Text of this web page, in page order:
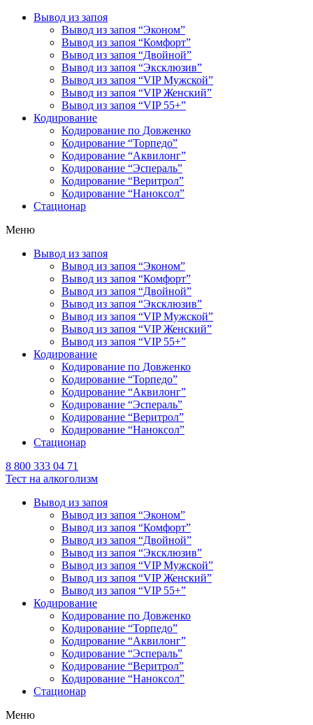
Вывод из запоя
Вывод из запоя “Эконом”
Вывод из запоя “Комфорт”
Вывод из запоя “Двойной”
Вывод из запоя “Эксклюзив”
Вывод из запоя “VIP Мужской”
Вывод из запоя “VIP Женский”
Вывод из запоя “VIP 55+”
Кодирование
Кодирование по Довженко
Кодирование “Торпедо”
Кодирование “Аквилонг”
Кодирование “Эспераль”
Кодирование “Веритрол”
Кодирование “Наноксол”
Стационар
Меню
Вывод из запоя
Вывод из запоя “Эконом”
Вывод из запоя “Комфорт”
Вывод из запоя “Двойной”
Вывод из запоя “Эксклюзив”
Вывод из запоя “VIP Мужской”
Вывод из запоя “VIP Женский”
Вывод из запоя “VIP 55+”
Кодирование
Кодирование по Довженко
Кодирование “Торпедо”
Кодирование “Аквилонг”
Кодирование “Эспераль”
Кодирование “Веритрол”
Кодирование “Наноксол”
Стационар
8 800 333 04 71
Тест на алкоголизм
Вывод из запоя
Вывод из запоя “Эконом”
Вывод из запоя “Комфорт”
Вывод из запоя “Двойной”
Вывод из запоя “Эксклюзив”
Вывод из запоя “VIP Мужской”
Вывод из запоя “VIP Женский”
Вывод из запоя “VIP 55+”
Кодирование
Кодирование по Довженко
Кодирование “Торпедо”
Кодирование “Аквилонг”
Кодирование “Эспераль”
Кодирование “Веритрол”
Кодирование “Наноксол”
Стационар
Меню